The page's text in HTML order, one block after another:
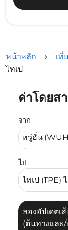
หน้าหลัก เที่
ไทเป
ค่าโดยส
จาก
ไป
ลองอัปเดตเ
(ต้นทางและ
ลองอัปเดตเ